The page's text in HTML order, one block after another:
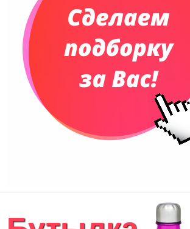
Сумки и Рюкзаки
Сумки для планшетов и ноутбуков
Рюкзаки
Конференц-сумки
Сумки для покупок промо
Несессеры и косметички
Сумки дорожные